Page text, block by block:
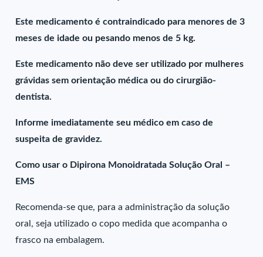
Este medicamento é contraindicado para menores de 3
meses de idade ou pesando menos de 5 kg.
Este medicamento não deve ser utilizado por mulheres
grávidas sem orientação médica ou do cirurgião-
dentista.
Informe imediatamente seu médico em caso de
suspeita de gravidez.
Como usar o Dipirona Monoidratada Solução Oral –
EMS
Recomenda-se que, para a administração da solução
oral, seja utilizado o copo medida que acompanha o
frasco na embalagem.